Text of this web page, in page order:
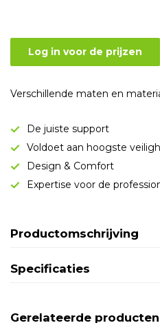
Log in voor de prijzen
Verschillende maten en
De juiste support
Voldoet aan hoogste
Design & Comfort
Expertise voor de
Productomschrijving
Specificaties
Gerelateerde producten